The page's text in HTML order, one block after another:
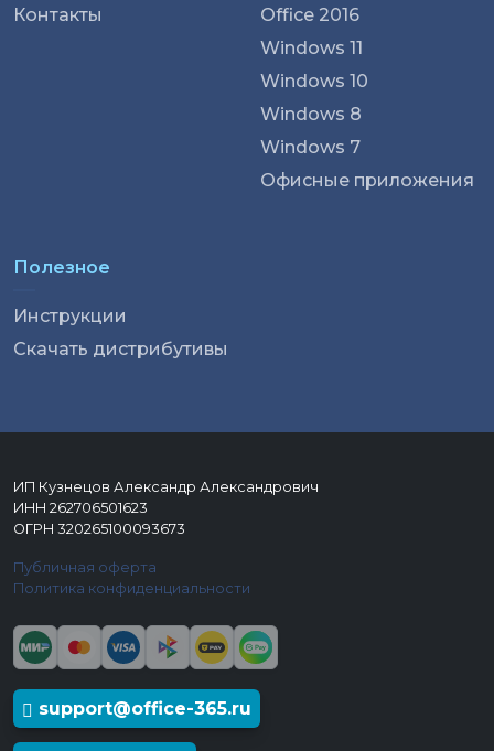
Контакты
Office 2016
Windows 11
Windows 10
Windows 8
Windows 7
Офисные приложения
Полезное
Инструкции
Скачать дистрибутивы
ИП Кузнецов Александр Александрович
ИНН 262706501623
ОГРН 320265100093673
Публичная оферта
Политика конфиденциальности
support@office-365.ru